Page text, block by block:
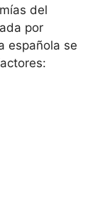
del
por
española se